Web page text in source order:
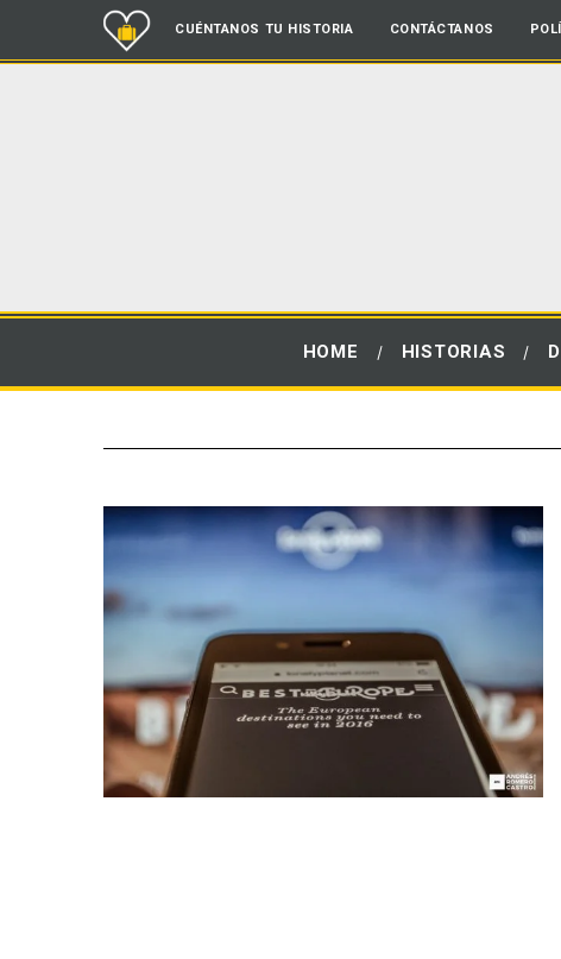
CUÉNTANOS TU HISTORIA CONTÁCTANOS
HOME HISTORIAS